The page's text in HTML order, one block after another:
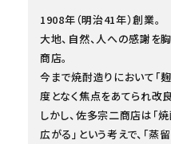
1908年（明治41年）創業。
大地、自然、人への感謝を
商店。
今まで焼酎造りにおいて「麹
度となく焦点をあてられ改
しかし、佐多宗二商店は「
広がる」という考えで、「